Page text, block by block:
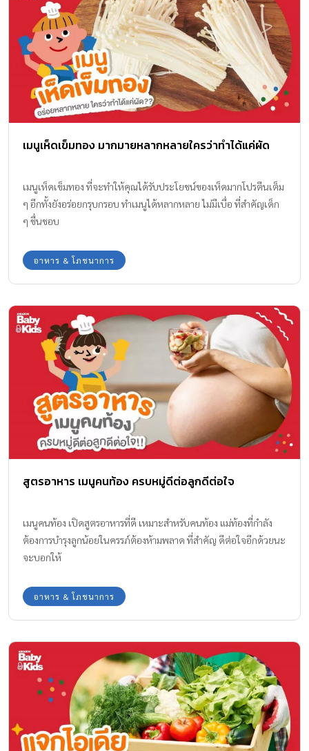
เมนูเห็ดเข็มทอง มากมายหลากหลายใครว่าทำได้แค่ผัด
เมนูเห็ดเข็มทอง ที่จะทำให้คุณได้รับประโยชน์ของเห็ดมากโปรตีนเต็ม
ๆ อีกทั้งยังอร่อยกรุบกรอบ ทำเมนูได้หลากหลาย ไม่มีเบื่อ ที่สำคัญเด็ก
ๆ ชื่นชอบ
อาหาร & โภชนาการ
สูตรอาหาร เมนูคนท้อง ครบหมู่ดีต่อลูกดีต่อใจ
เมนูคนท้อง เปิดสูตรอาหารที่ดี เหมาะสำหรับคนท้อง แม่ท้องที่กำลัง
ต้องการบำรุงลูกน้อยในครรภ์ต้องห้ามพลาด ที่สำคัญ ดีต่อใจอีกด้วยนะ
จะบอกให้
อาหาร & โภชนาการ